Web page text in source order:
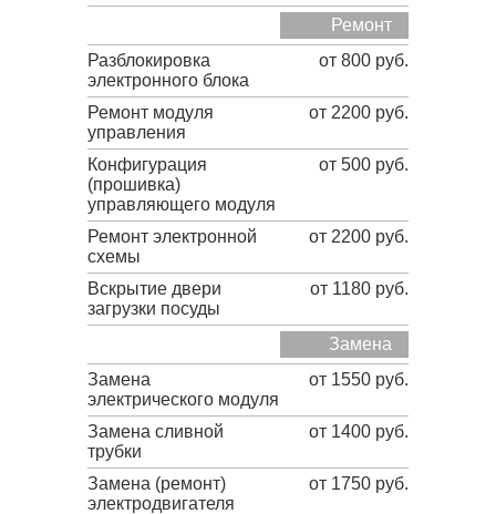
Ремонт
Разблокировка
электронного блока
от 800 руб.
Ремонт модуля
управления
от 2200 руб.
Конфигурация
(прошивка)
управляющего модуля
от 500 руб.
Ремонт электронной
схемы
от 2200 руб.
Вскрытие двери
загрузки посуды
от 1180 руб.
Замена
Замена
электрического модуля
от 1550 руб.
Замена сливной
трубки
от 1400 руб.
Замена (ремонт)
электродвигателя
от 1750 руб.